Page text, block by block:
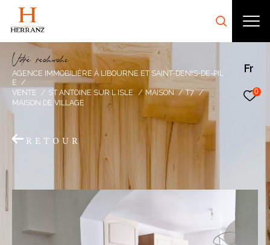
Fr
0
Vore recece
AGENCE IMMOBILIÈRE À LIBOURNE ET SAINT-DENIS-DE-PIL
E
VENTE
ST ANTOINE SUR L ISLE MAISON
T7
MAISON DE VILLAGE
RETOUR